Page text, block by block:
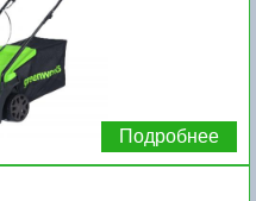
Подробнее